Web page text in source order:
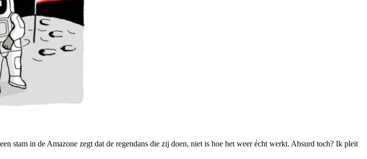
stam in de Amazone zegt dat de regendans die zij doen, niet is hoe het weer écht werkt. Absurd toch? Ik pleit